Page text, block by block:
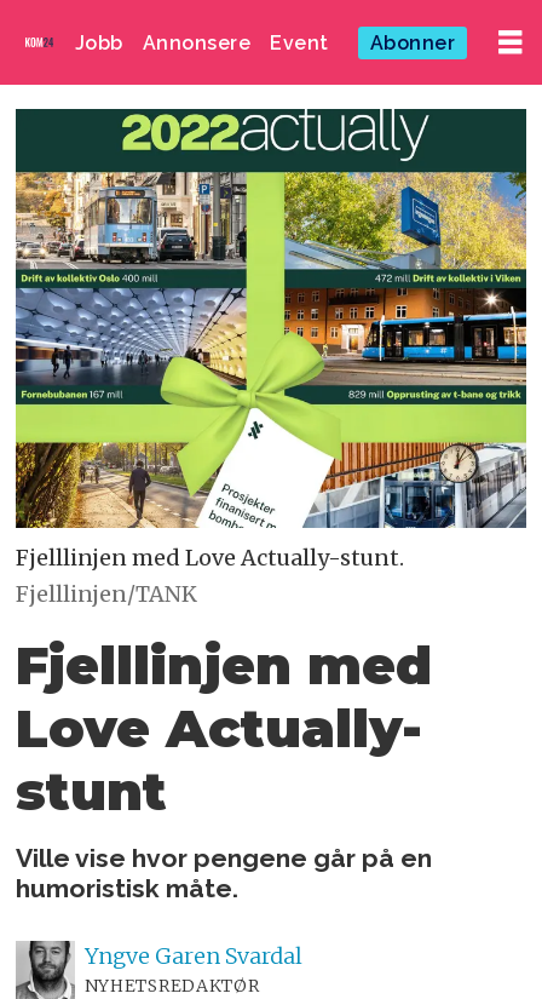
Jobb Annonsere Event Abonner
Fjelllinjen med Love Actually-stunt.
Fjelllinjen/TANK
Fjelllinjen med
Love Actually-
stunt
Ville vise hvor pengene går på en
humoristisk måte.
Yngve Garen Svardal
NYHETSREDAKTØR